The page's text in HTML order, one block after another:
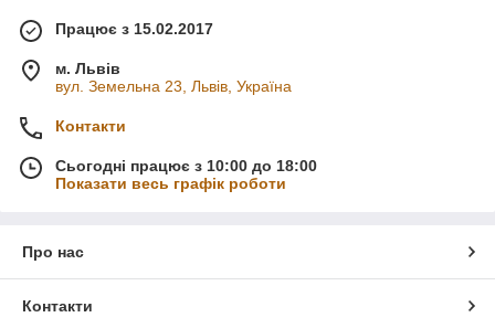
Працює з 15.02.2017
м. Львів
вул. Земельна 23, Львів, Україна
Контакти
Сьогодні працює з 10:00 до 18:00
Показати весь графік роботи
Про нас
Контакти